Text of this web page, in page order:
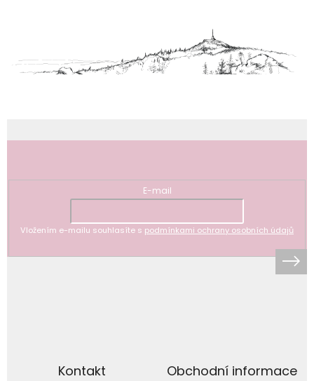
E-mail
Vložením e-mailu souhlasíte s podmínkami ochrany osobních údajů
Kontakt Obchodní informace